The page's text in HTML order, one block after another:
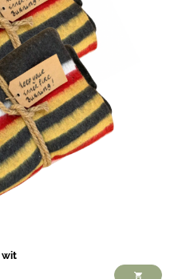
wit